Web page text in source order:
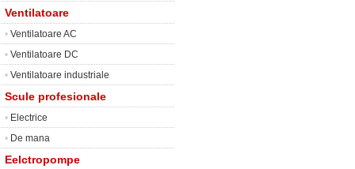
Ventilatoare
• Ventilatoare AC
• Ventilatoare DC
• Ventilatoare industriale
Scule profesionale
• Electrice
• De mana
Eelctropompe